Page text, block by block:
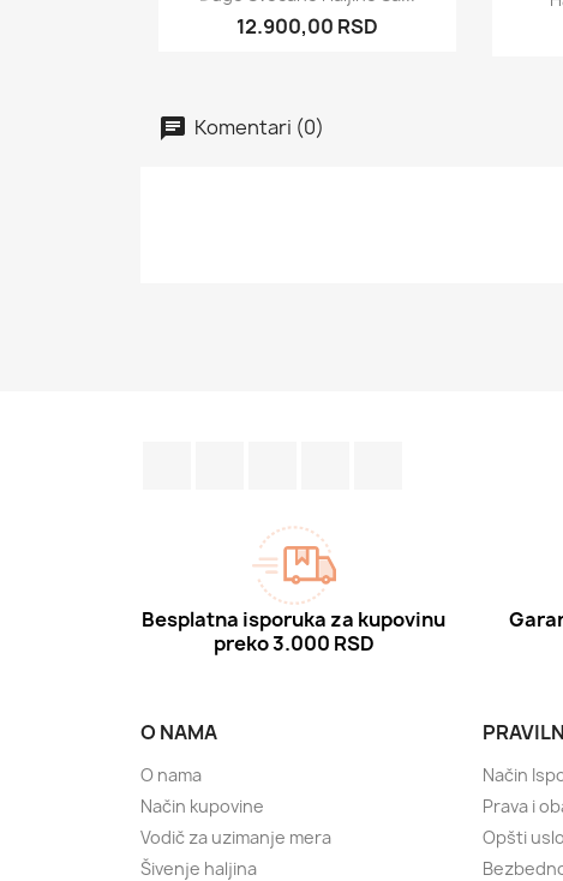
12.900,00 RSD
Komentari (0)
Besplatna isporuka za kupovinu
preko 3.000 RSD
O NAMA
O nama
Način kupovine
Vodič za uzimanje mera
Šivenje haljina
Način
Prava i
Opšti